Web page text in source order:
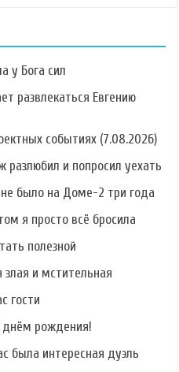
у Бога сил
развлекаться Евгению
событиях (7.08.2026)
и попросил уехать
было на Доме-2 три года
я просто всё бросила
полезной
и мстительная
гости
днём рождения!
была интересная дуэль